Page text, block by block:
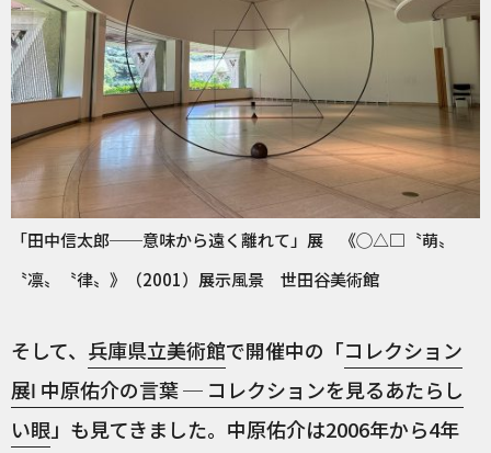
「田中信太郎──意味から遠く離れて」展 《◯△□〝萌〟
〝凛〟〝律〟》（2001）展示風景 世田谷美術館
そして、 兵庫県立美術館で開催中の「コレクション
展Ⅰ 中原佑介の言葉 ─ コレクションを見るあたらし
い眼」も見てきました。中原佑介は2006年から4年